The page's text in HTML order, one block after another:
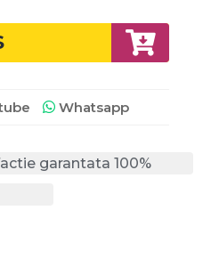
Whatsapp
garantata 100%